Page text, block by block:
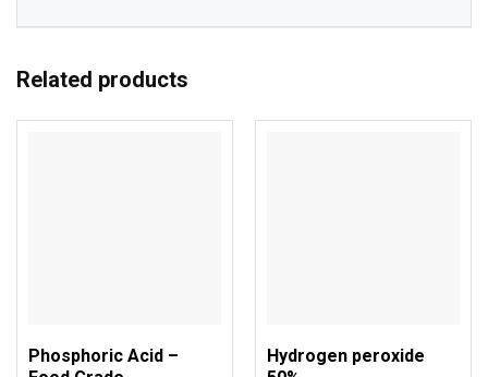
Related products
Phosphoric Acid –
Hydrogen peroxide